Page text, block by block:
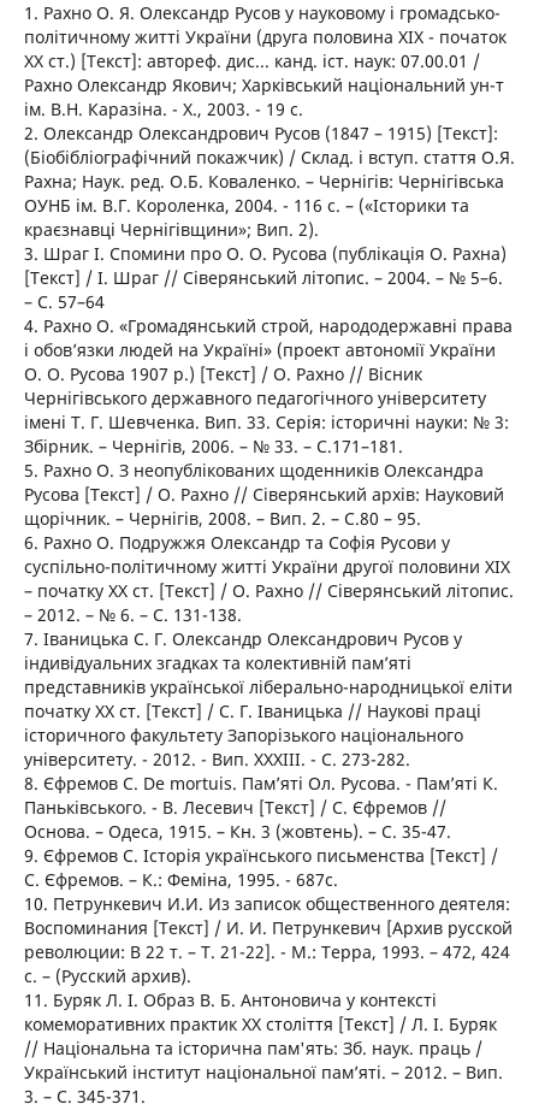
1. Рахно О. Я. Олександр Русов у науковому і громадсько-
політичному житті України (друга половина XIX - початок
ХХ ст.) [Текст]: автореф. дис... канд. іст. наук: 07.00.01 /
Рахно Олександр Якович; Харківський національний ун-т
ім. В.Н. Каразіна. - Х., 2003. - 19 с.
2. Олександр Олександрович Русов (1847 – 1915) [Текст]:
(Біобібліографічний покажчик) / Склад. і вступ. стаття О.Я.
Рахна; Наук. ред. О.Б. Коваленко. – Чернігів: Чернігівська
ОУНБ ім. В.Г. Короленка, 2004. - 116 с. – («Історики та
краєзнавці Чернігівщини»; Вип. 2).
3. Шраг І. Спомини про О. О. Русова (публікація О. Рахна)
[Текст] / І. Шраг // Сіверянський літопис. – 2004. – № 5–6.
– С. 57–64
4. Рахно О. «Громадянський строй, народодержавні права
і обов’язки людей на Україні» (проект автономії України
О. О. Русова 1907 р.) [Текст] / О. Рахно // Вісник
Чернігівського державного педагогічного університету
імені Т. Г. Шевченка. Вип. 33. Серія: історичні науки: № 3:
Збірник. – Чернігів, 2006. – № 33. – С.171–181.
5. Рахно О. З неопублікованих щоденників Олександра
Русова [Текст] / О. Рахно // Сіверянський архів: Науковий
щорічник. – Чернігів, 2008. – Вип. 2. – С.80 – 95.
6. Рахно О. Подружжя Олександр та Софія Русови у
суспільно-політичному житті України другої половини ХІХ
– початку ХХ ст. [Текст] / О. Рахно // Сіверянський літопис.
– 2012. – № 6. – С. 131-138.
7. Іваницька С. Г. Олександр Олександрович Русов у
індивідуальних згадках та колективній пам’яті
представників української ліберально-народницької еліти
початку ХХ ст. [Текст] / С. Г. Іваницька // Наукові праці
історичного факультету Запорізького національного
університету. - 2012. - Вип. XXXIII. - С. 273-282.
8. Єфремов С. De mortuis. Пам’яті Ол. Русова. - Пам’яті К.
Паньківського. - В. Лесевич [Текст] / С. Єфремов //
Основа. – Одеса, 1915. – Кн. 3 (жовтень). – С. 35-47.
9. Єфремов С. Історія українського письменства [Текст] /
С. Єфремов. – К.: Феміна, 1995. - 687с.
10. Петрункевич И.И. Из записок общественного деятеля:
Воспоминания [Текст] / И. И. Петрункевич [Архив русской
революции: В 22 т. – Т. 21-22]. - М.: Терра, 1993. – 472, 424
с. – (Русский архив).
11. Буряк Л. I. Образ В. Б. Антоновича у контексті
комеморативних практик ХХ століття [Текст] / Л. І. Буряк
// Національна та історична пам'ять: Зб. наук. праць /
Український інститут національної пам’яті. – 2012. – Вип.
3. – С. 345-371.